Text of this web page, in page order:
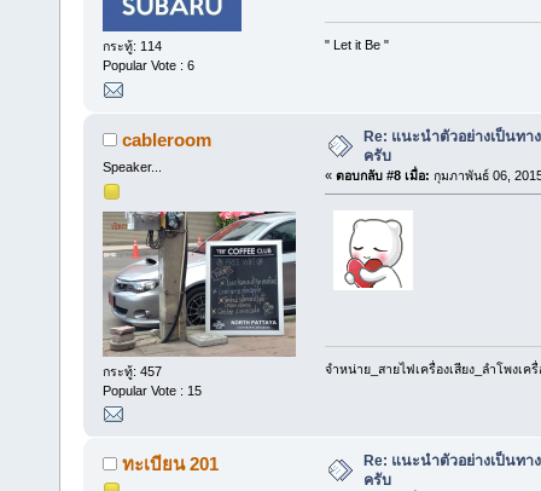
กระทู้: 114
Popular Vote : 6
" Let it Be "
cableroom
Speaker...
กระทู้: 457
Popular Vote : 15
Re: แนะนำตัวอย่างเป็นทา
ครับ
« ตอบกลับ #8 เมื่อ: กุมภาพันธ์ 06,
จำหน่าย_สายไฟเครื่องเสียง_ลำโพงเค
ทะเบียน 201
Re: แนะนำตัวอย่างเป็นท
ครับ